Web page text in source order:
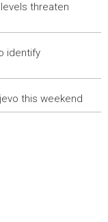
to identify
i nestabilno
46.000 KM za
threaten
identify
this weekend